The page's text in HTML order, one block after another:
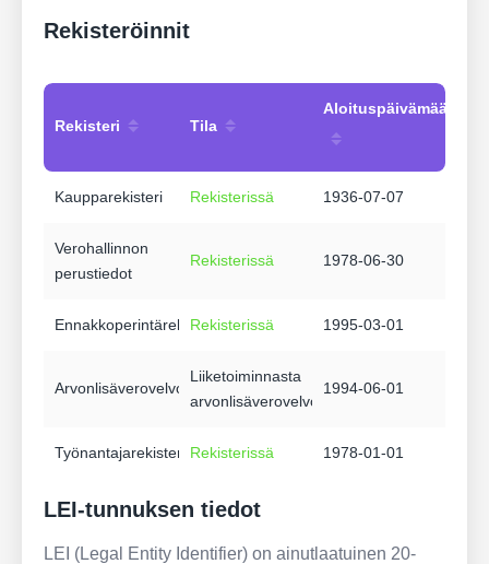
Rekisteröinnit
Rekisteri Tila
Aloituspäivämäärä
Kaupparekisteri Rekisterissä 1936-07-07
Verohallinnon
perustiedot
Rekisterissä 1978-06-30
EnnakkoperintärekisteriRekisterissä 1995-03-01
Arvonlisäverovelvollisuus
Liiketoiminnasta
arvonlisäverovelvollinen
1994-06-01
Työnantajarekisteri Rekisterissä 1978-01-01
LEI-tunnuksen tiedot
LEI (Legal Entity Identifier) on ainutlaatuinen 20-